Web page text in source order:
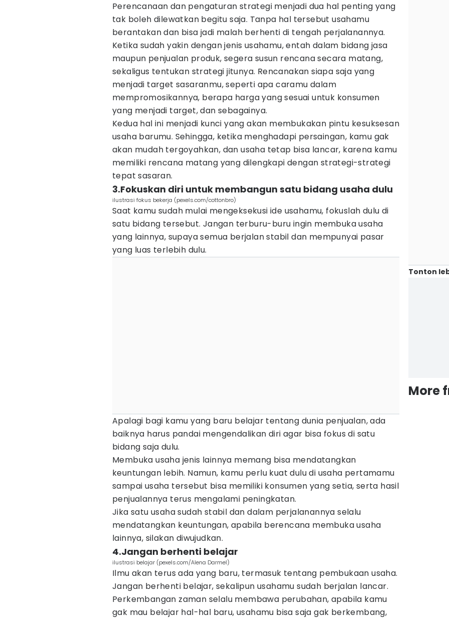
Perencanaan dan pengaturan strategi menjadi dua hal penting yang
tak boleh dilewatkan begitu saja. Tanpa hal tersebut usahamu
berantakan dan bisa jadi malah berhenti di tengah perjalanannya.
Ketika sudah yakin dengan jenis usahamu, entah dalam bidang jasa
maupun penjualan produk, segera susun rencana secara matang,
sekaligus tentukan strategi jitunya. Rencanakan siapa saja yang
menjadi target sasaranmu, seperti apa caramu dalam
mempromosikannya, berapa harga yang sesuai untuk konsumen
yang menjadi target, dan sebagainya.
Kedua hal ini menjadi kunci yang akan membukakan pintu kesuksesan
usaha barumu. Sehingga, ketika menghadapi persaingan, kamu gak
akan mudah tergoyahkan, dan usaha tetap bisa lancar, karena kamu
memiliki rencana matang yang dilengkapi dengan strategi-strategi
tepat sasaran.
3.Fokuskan diri untuk membangun satu bidang usaha dulu
ilustrasi fokus bekerja (pexels.com/cottonbro)
Saat kamu sudah mulai mengeksekusi ide usahamu, fokuslah dulu di
satu bidang tersebut. Jangan terburu-buru ingin membuka usaha
yang lainnya, supaya semua berjalan stabil dan mempunyai pasar
yang luas terlebih dulu.
Apalagi bagi kamu yang baru belajar tentang dunia penjualan, ada
baiknya harus pandai mengendalikan diri agar bisa fokus di satu
bidang saja dulu.
Membuka usaha jenis lainnya memang bisa mendatangkan
keuntungan lebih. Namun, kamu perlu kuat dulu di usaha pertamamu
sampai usaha tersebut bisa memiliki konsumen yang setia, serta hasil
penjualannya terus mengalami peningkatan.
Jika satu usaha sudah stabil dan dalam perjalanannya selalu
mendatangkan keuntungan, apabila berencana membuka usaha
lainnya, silakan diwujudkan.
4.Jangan berhenti belajar
ilustrasi belajar (pexels.com/Alena Darmel)
Ilmu akan terus ada yang baru, termasuk tentang pembukaan usaha.
Jangan berhenti belajar, sekalipun usahamu sudah berjalan lancar.
Perkembangan zaman selalu membawa perubahan, apabila kamu
gak mau belajar hal-hal baru, usahamu bisa saja gak berkembang,
Tonton
More